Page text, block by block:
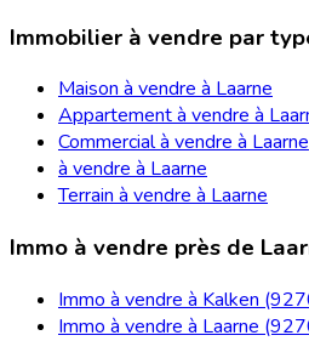
Immobilier à vendre par
Maison à vendre à Laarne
Appartement à vendre à
Commercial à vendre à Laarne
à vendre à Laarne
Terrain à vendre à Laarne
Immo à vendre près de
Immo à vendre à Kalken
Immo à vendre à Laarne